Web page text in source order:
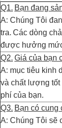
Q1. Bạn đang
A: Chúng Tôi
tra. Các dòng
được hưởng
Q2. Giá của bạn
A: mục tiêu kinh
và chất lượng tốt
phí của bạn.
Q3. Bạn có cung
A: Chúng Tôi sẽ